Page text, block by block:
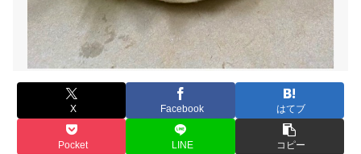
X Facebook はてブ
Pocket LINE コピー